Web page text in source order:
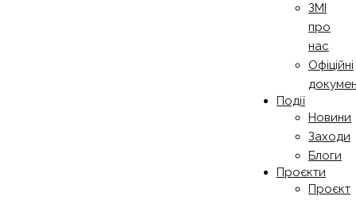
ЗМІ
про
нас
Офіційні
Події
Новини
Заходи
Блоги
Проєкти
Проєкт